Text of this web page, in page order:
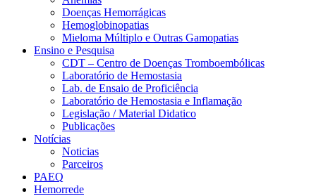
Doenças Hemorrágicas
Hemoglobinopatias
Mieloma Múltiplo e Outras Gamopatias
Ensino e Pesquisa
CDT – Centro de Doenças Tromboembólicas
Laboratório de Hemostasia
Lab. de Ensaio de Proficiência
Laboratório de Hemostasia e Inflamação
Legislação / Material Didatico
Publicações
Notícias
Noticias
Parceiros
PAEQ
Hemorrede